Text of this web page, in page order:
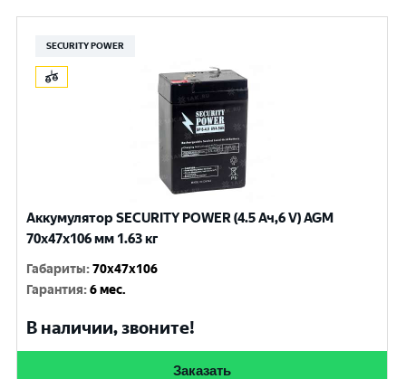
SECURITY POWER
Аккумулятор SECURITY POWER (4.5 Ач,6 V) AGM
70x47x106 мм 1.63 кг
Габариты:70x47x106
Гарантия:6 мес.
В наличии, звоните!
Заказать